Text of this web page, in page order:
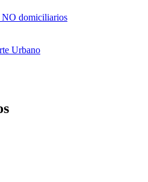
NO domiciliarios
Urbano